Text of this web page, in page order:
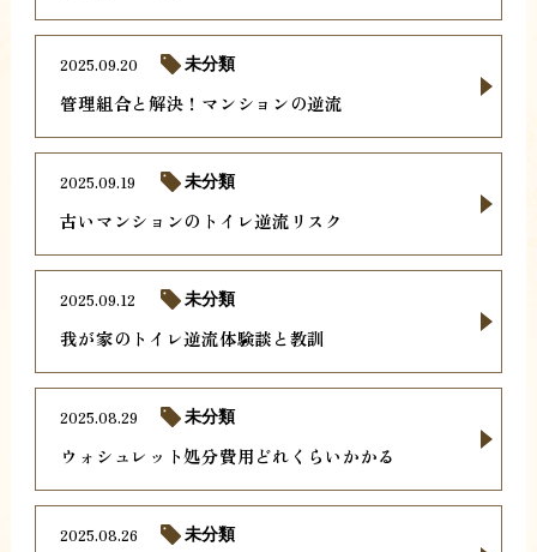
管理組合と解決！マンションの逆流
2025.09.20 未分類
古いマンションのトイレ逆流リスク
2025.09.19 未分類
我が家のトイレ逆流体験談と教訓
2025.09.12 未分類
ウォシュレット処分費用どれくらいかかる
2025.08.29 未分類
2025.08.26 未分類